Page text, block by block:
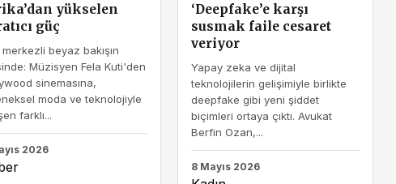
yükselen
güç
merkezli beyaz bakışın
Müzisyen Fela Kuti'den
sinemasına,
moda ve teknolojiyle
farklı...
2026
‘Deepfake’e karşı
susmak faile cesaret
veriyor
Yapay zeka ve dijital
teknolojilerin gelişimiyle birlikte
deepfake gibi yeni şiddet
biçimleri ortaya çıktı. Avukat
Berfin Ozan,...
8 Mayıs 2026